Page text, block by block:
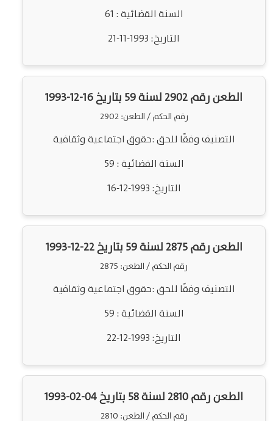
السنة القضائية : 61
التاريخ: 1993-11-21
الطعن رقم 2902 لسنة 59 بتاريخ 16-12-1993
رقم الحكم / الطعن: 2902
التصنيف وفقًا للحق :حقوق اجتماعية وثقافية
السنة القضائية : 59
التاريخ: 1993-12-16
الطعن رقم 2875 لسنة 59 بتاريخ 22-12-1993
رقم الحكم / الطعن: 2875
التصنيف وفقًا للحق :حقوق اجتماعية وثقافية
السنة القضائية : 59
التاريخ: 1993-12-22
الطعن رقم 2810 لسنة 58 بتاريخ 04-02-1993
رقم الحكم / الطعن: 2810